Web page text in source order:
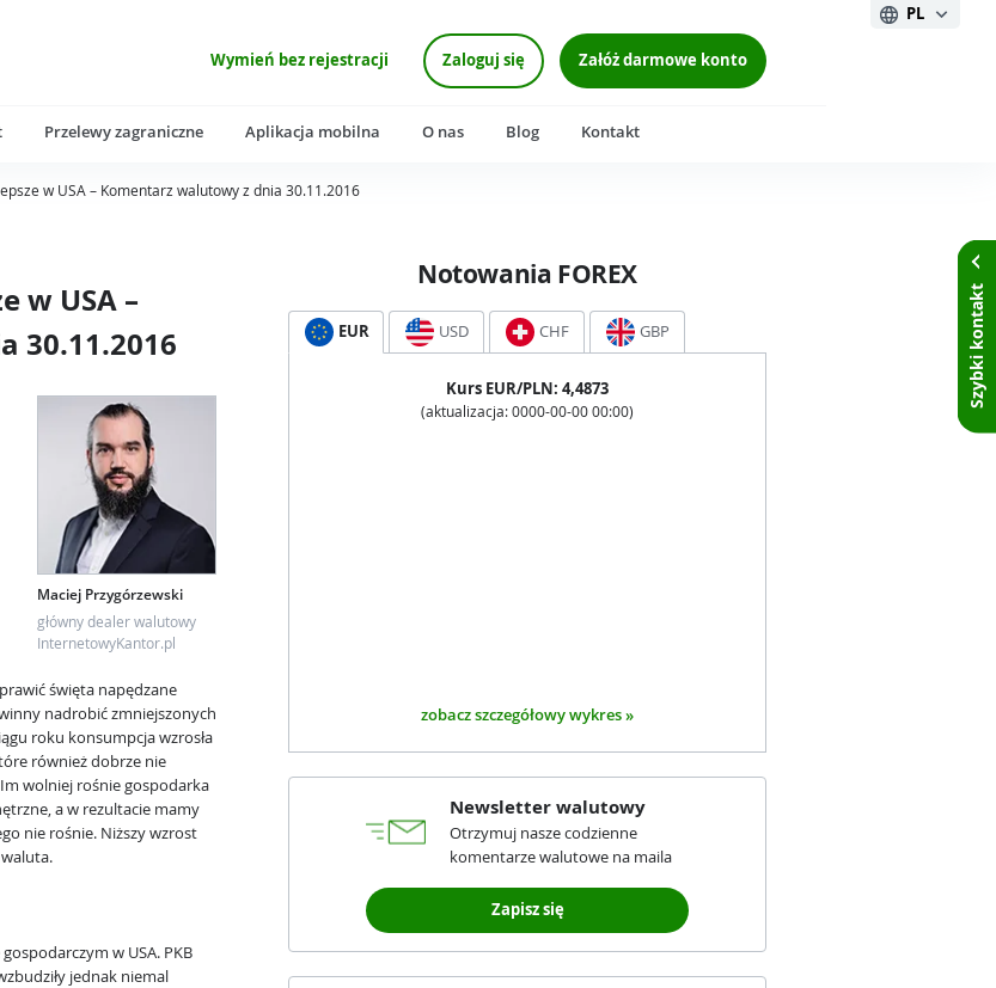
Wymień bez rejestracji Zaloguj się Załóż darmowe konto
PL
Przelewy zagraniczne Aplikacja mobilna O nas Blog Kontakt
w USA – Komentarz walutowy z dnia 30.11.2016
w USA –
30.11.2016
Maciej Przygórzewski
główny dealer walutowy
InternetowyKantor.pl
święta napędzane
nadrobić zmniejszonych
roku konsumpcja wzrosła
również dobrze nie
wolniej rośnie gospodarka
a w rezultacie mamy
nie rośnie. Niższy wzrost
w USA. PKB
jednak niemal
Notowania FOREX
EUR USD CHF GBP
Kurs EUR/PLN: 4,4873
(aktualizacja: 0000-00-00 00:00)
zobacz szczegółowy wykres »
Newsletter walutowy
Otrzymuj nasze codzienne
komentarze walutowe na maila
Zapisz się
Szybki kontakt